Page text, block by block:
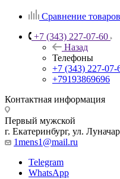
Сравнение товаров
+7 (343) 227-07-60
Назад
Телефоны
+7 (343) 227-07-
+79193869696
Контактная информация
Первый мужской
г. Екатеринбург, ул.
1mens1@mail.ru
Telegram
WhatsApp